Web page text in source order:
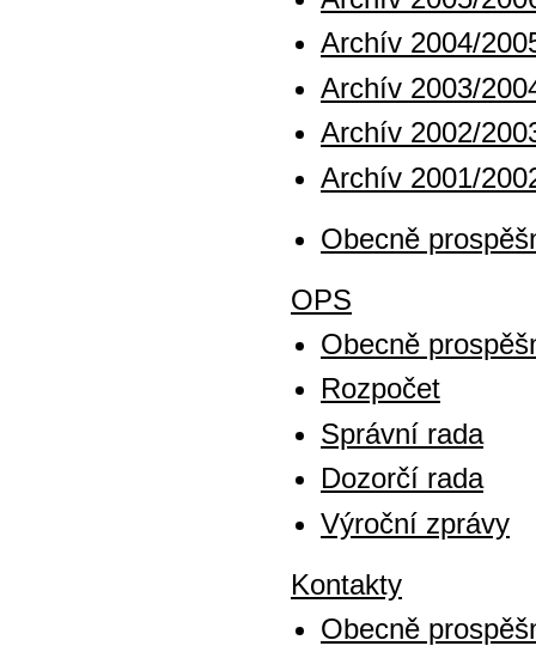
Archív 2004/
Archív 2003/
Archív 2002/
Archív 2001/
Obecně
OPS
Obecně
Rozpočet
Správní rada
Dozorčí rada
Výroční zprávy
Kontakty
Obecně